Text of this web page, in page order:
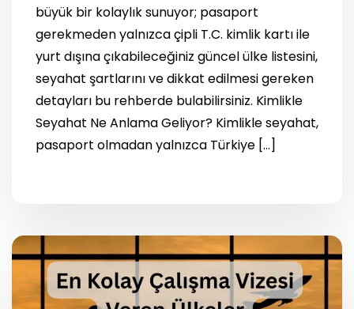
büyük bir kolaylık sunuyor; pasaport
gerekmeden yalnızca çipli T.C. kimlik kartı ile
yurt dışına çıkabileceğiniz güncel ülke listesini,
seyahat şartlarını ve dikkat edilmesi gereken
detayları bu rehberde bulabilirsiniz. Kimlikle
Seyahat Ne Anlama Geliyor? Kimlikle seyahat,
pasaport olmadan yalnızca Türkiye […]